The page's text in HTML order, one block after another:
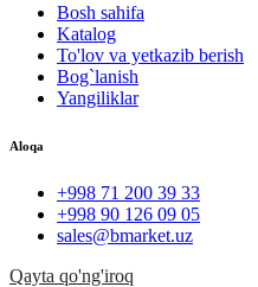
Bosh sahifa
Katalog
To'lov va yetkazib berish
Bog`lanish
Yangiliklar
Aloqa
+998 71 200 39 33
+998 90 126 09 05
sales@bmarket.uz
Qayta qo'ng'iroq